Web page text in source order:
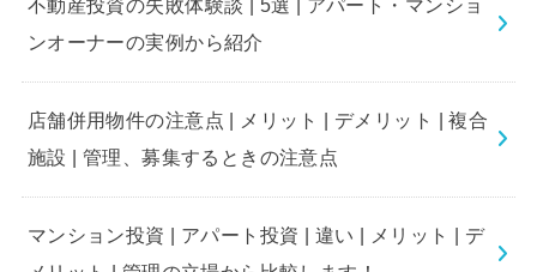
不動産投資の失敗体験談 | 5選 | アパート・マンショ
ンオーナーの実例から紹介
店舗併用物件の注意点 | メリット | デメリット | 複合
施設 | 管理、募集するときの注意点
マンション投資 | アパート投資 | 違い | メリット | デ